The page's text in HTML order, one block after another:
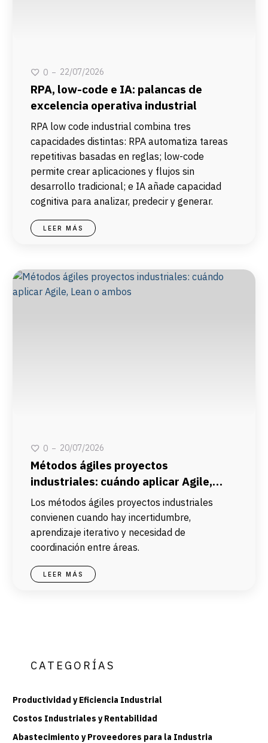
0 22/07/2026
RPA, low-code e IA: palancas de
excelencia operativa industrial
RPA low code industrial combina tres
capacidades distintas: RPA automatiza tareas
repetitivas basadas en reglas; low-code
permite crear aplicaciones y flujos sin
desarrollo tradicional; e IA añade capacidad
cognitiva para analizar, predecir y generar.
LEER MÁS
0 20/07/2026
Métodos ágiles proyectos
industriales: cuándo aplicar Agile,
Lean o ambos
Los métodos ágiles proyectos industriales
convienen cuando hay incertidumbre,
aprendizaje iterativo y necesidad de
coordinación entre áreas.
LEER MÁS
CATEGORÍAS
Productividad y Eficiencia Industrial
Costos Industriales y Rentabilidad
Abastecimiento y Proveedores para la Industria